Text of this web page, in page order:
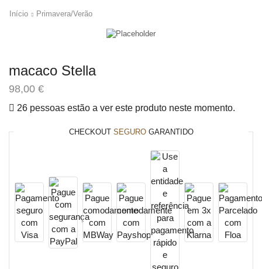
Início Primavera/Verão
macaco Stella
98,00 €
26 pessoas estão a ver este produto neste momento.
CHECKOUT SEGUROGARANTIDO